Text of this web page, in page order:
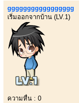
ggggggggggggggggg
เริ่มออกจากบ้าน (LV.1)
ความหื่น : 0